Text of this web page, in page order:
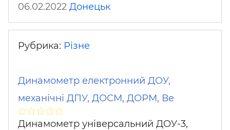
06.02.2022 Донецьк
Рубрика: Різне
Динамометр електронний ДОУ,
механічні ДПУ, ДОСМ, ДОРМ, Ве
Динамометр універсальний ДОУ-3,